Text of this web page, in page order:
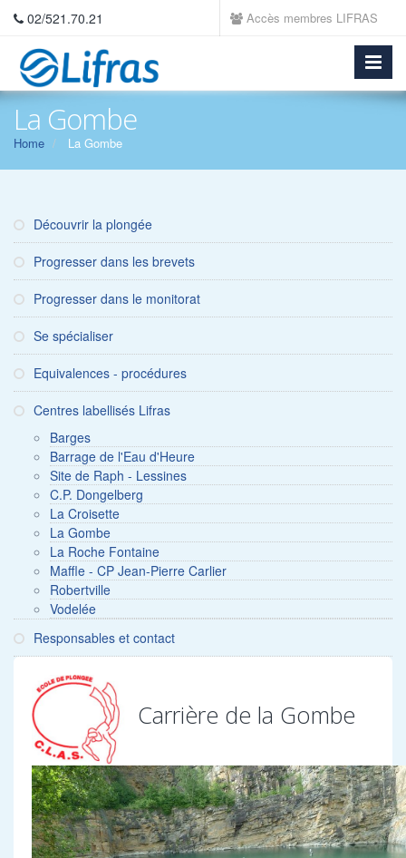
02/521.70.21 Accès membres LIFRAS
La Gombe
Home La Gombe
Découvrir la plongée
Progresser dans les brevets
Progresser dans le monitorat
Se spécialiser
Equivalences - procédures
Centres labellisés Lifras
Barges
Barrage de l'Eau d'Heure
Site de Raph - Lessines
C.P. Dongelberg
La Croisette
La Gombe
La Roche Fontaine
Maffle - CP Jean-Pierre Carlier
Robertville
Vodelée
Responsables et contact
Carrière de la Gombe